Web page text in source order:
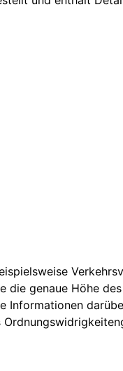
die genaue Höhe
Informationen